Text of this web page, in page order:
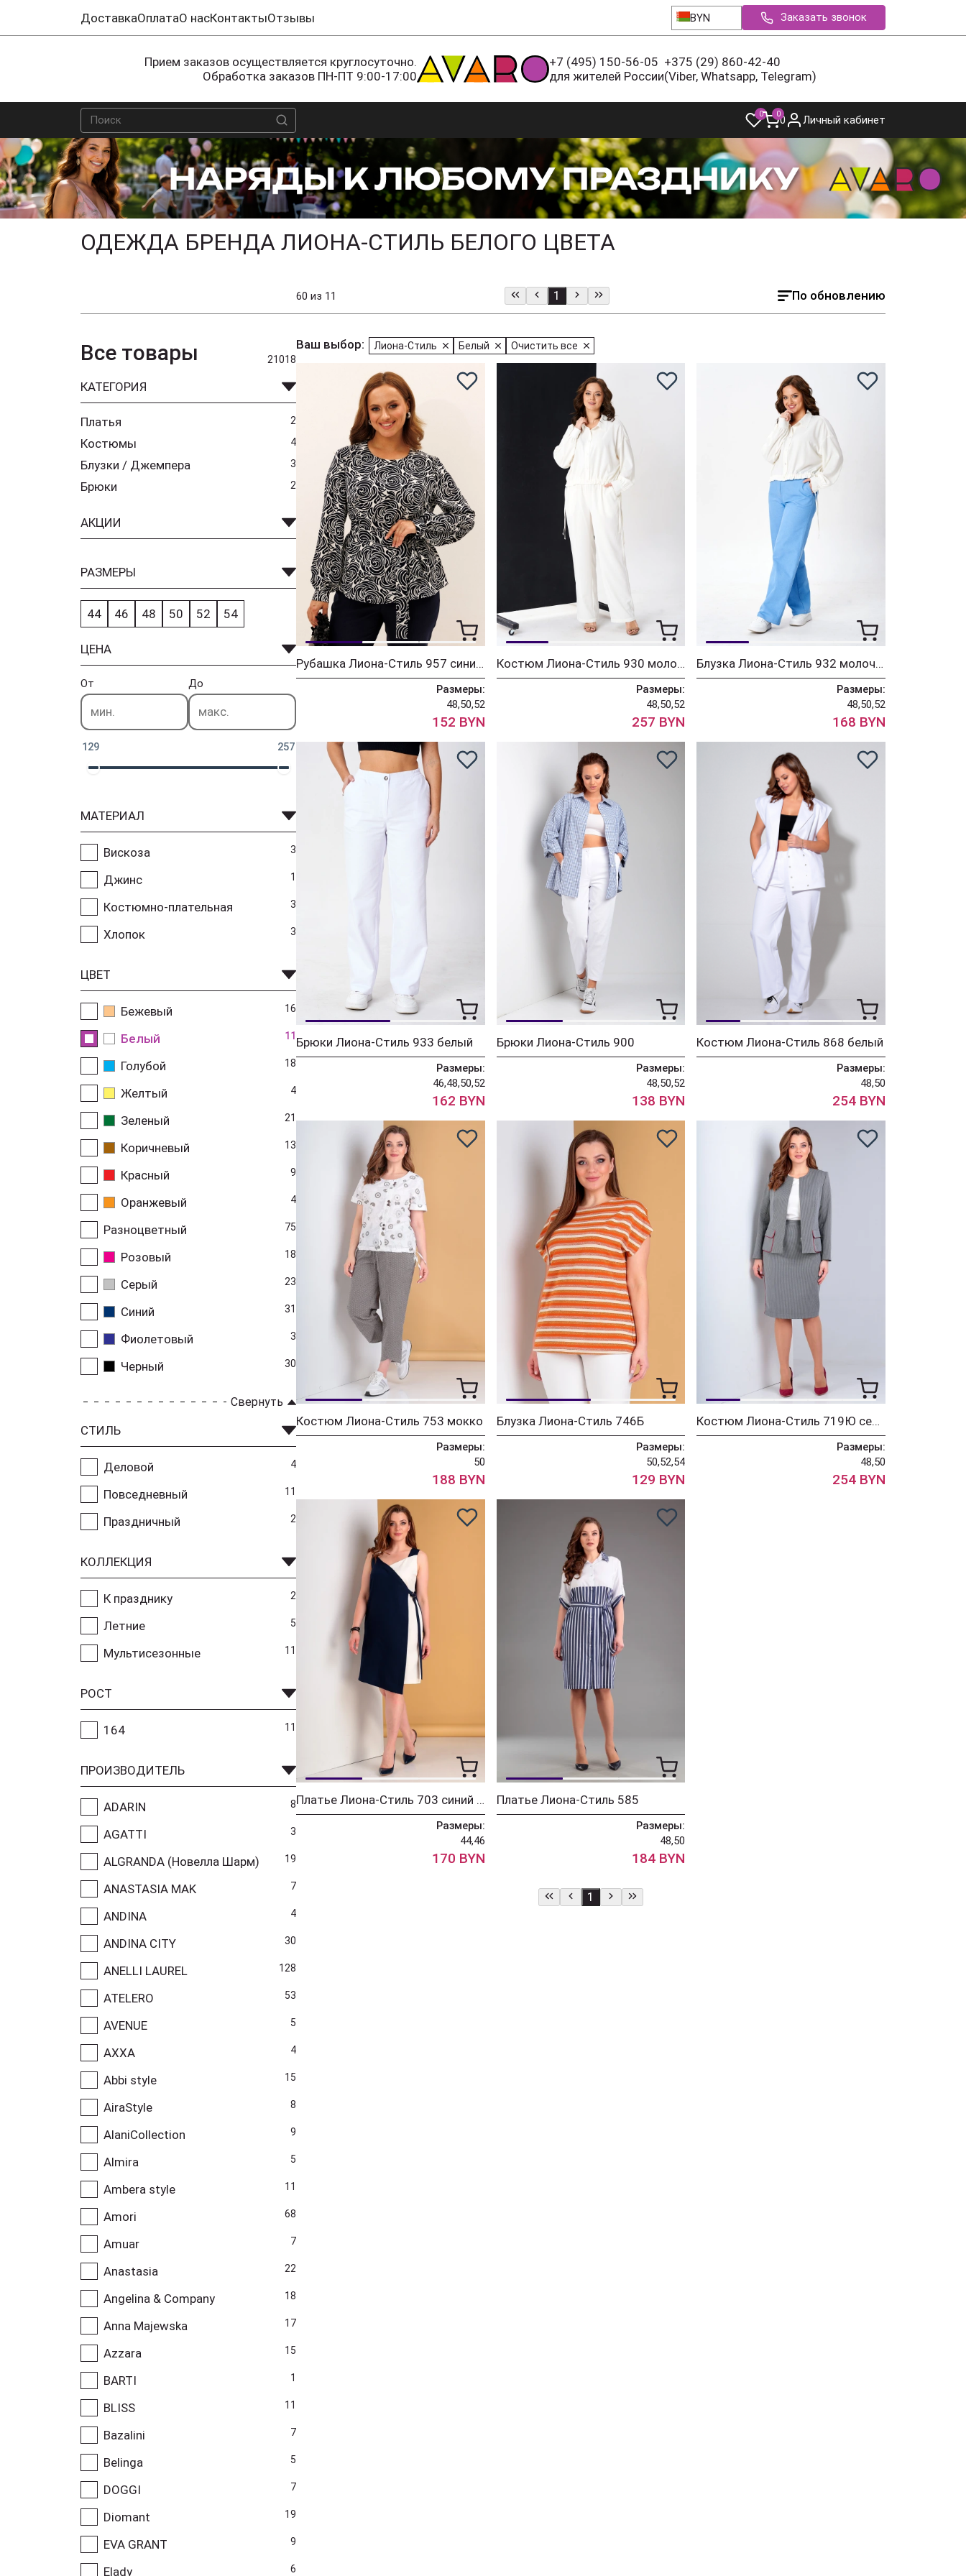
ДоставкаОплатаО насКонтактыОтзывы BYN Заказать звонок
Прием заказов осуществляется круглосуточно.
Обработка заказов ПН-ПТ 9:00-17:00
+7 (495) 150-56-05
для жителей России
+375 (29) 860-42-40
(Viber, Whatsapp, Telegram)
0 00 Личный кабинет
ОДЕЖДА БРЕНДА ЛИОНА-СТИЛЬ БЕЛОГО ЦВЕТА
60 из 11 По обновлению
1
Все товары 21018
КАТЕГОРИЯ
Платья 2
Костюмы 4
Блузки / Джемпера 3
Брюки 2
АКЦИИ
РАЗМЕРЫ
44 46 48 50 52 54
ЦЕНА
От До
129 257
МАТЕРИАЛ
Вискоза 3
Джинс 1
Костюмно-плательная 3
Хлопок 3
ЦВЕТ
Бежевый 16
Белый 11
Голубой 18
Желтый 4
Зеленый 21
Коричневый 13
Красный 9
Оранжевый 4
Разноцветный 75
Розовый 18
Серый 23
Синий 31
Фиолетовый 3
Черный 30
Свернуть
СТИЛЬ
Деловой 4
Повседневный 11
Праздничный 2
КОЛЛЕКЦИЯ
К празднику 2
Летние 5
Мультисезонные 11
РОСТ
164 11
ПРОИЗВОДИТЕЛЬ
ADARIN 8
AGATTI 3
ALGRANDA (Новелла Шарм) 19
ANASTASIA MAK 7
ANDINA 4
ANDINA CITY 30
ANELLI LAUREL 128
ATELERO 53
AVENUE 5
AXXA 4
Abbi style 15
AiraStyle 8
AlaniCollection 9
Almira 5
Ambera style 11
Amori 68
Amuar 7
Anastasia 22
Angelina & Company 18
Anna Majewska 17
Azzara 15
BARTI 1
BLISS 11
Bazalini 7
Belinga 5
DOGGI 7
Diomant 19
EVA GRANT 9
Elady 6
Ваш выбор: Лиона-Стиль Белый Очистить все
Рубашка Лиона-Стиль 957 синий + белый
Размеры:
48,50,52
152 BYN
Костюм Лиона-Стиль 930 молочный
Размеры:
48,50,52
257 BYN
Блузка Лиона-Стиль 932 молочный
Размеры:
48,50,52
168 BYN
Брюки Лиона-Стиль 933 белый
Размеры:
46,48,50,52
162 BYN
Брюки Лиона-Стиль 900
Размеры:
48,50,52
138 BYN
Костюм Лиона-Стиль 868 белый
Размеры:
48,50
254 BYN
Костюм Лиона-Стиль 753 мокко
Размеры:
50
188 BYN
Блузка Лиона-Стиль 746Б
Размеры:
50,52,54
129 BYN
Костюм Лиона-Стиль 719Ю серый+белый
Размеры:
48,50
254 BYN
Платье Лиона-Стиль 703 синий с молочным
Размеры:
44,46
170 BYN
Платье Лиона-Стиль 585
Размеры:
48,50
184 BYN
1